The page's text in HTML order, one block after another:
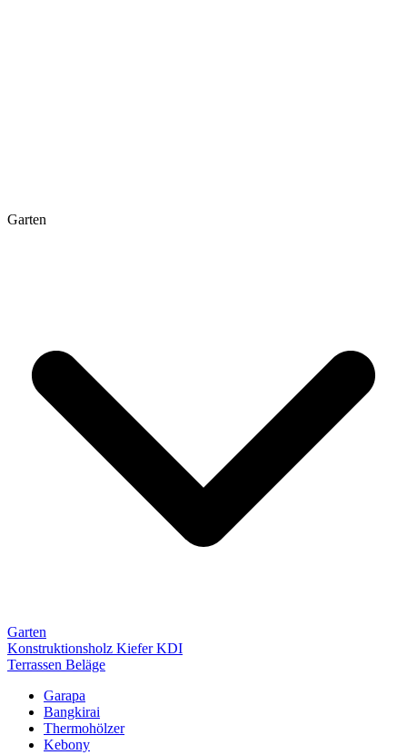
Garten
Garten
Konstruktionsholz Kiefer KDI
Terrassen Beläge
Garapa
Bangkirai
Thermohölzer
Kebony